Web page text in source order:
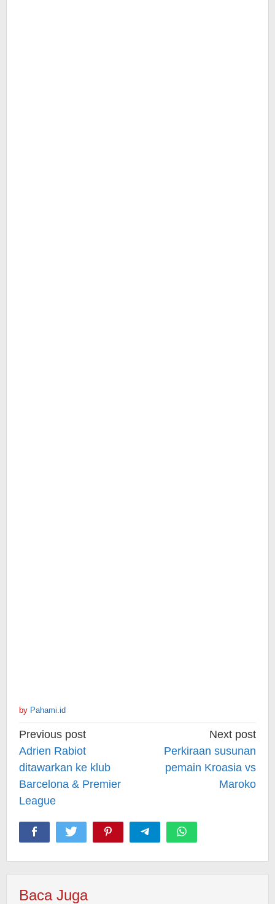
by Pahami.id
Post
navigation
Previous post
Adrien Rabiot
ditawarkan ke klub
Barcelona & Premier
League
Next post
Perkiraan susunan
pemain Kroasia vs
Maroko
Baca Juga